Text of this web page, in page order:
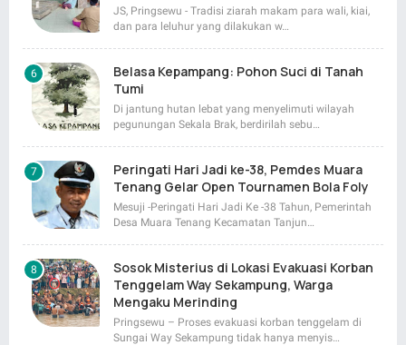
JS, Pringsewu - Tradisi ziarah makam para wali, kiai,
dan para leluhur yang dilakukan w…
Belasa Kepampang: Pohon Suci di Tanah
Tumi
Di jantung hutan lebat yang menyelimuti wilayah
pegunungan Sekala Brak, berdirilah sebu…
Peringati Hari Jadi ke-38, Pemdes Muara
Tenang Gelar Open Tournamen Bola Foly
Mesuji -Peringati Hari Jadi Ke -38 Tahun, Pemerintah
Desa Muara Tenang Kecamatan Tanjun…
Sosok Misterius di Lokasi Evakuasi Korban
Tenggelam Way Sekampung, Warga
Mengaku Merinding
Pringsewu – Proses evakuasi korban tenggelam di
Sungai Way Sekampung tidak hanya menyis…